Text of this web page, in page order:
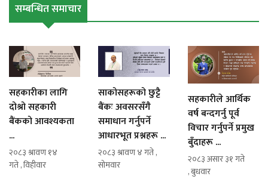
सम्बन्धित समाचार
सहकारीका लागि
दोश्रो सहकारी
बैंकको आवश्यकता
...
२०८३ श्रावण १४
गते , विहीवार
साकोसहरूको छुट्टै
बैंकः अवसरसँगै
समाधान गर्नुपर्ने
आधारभूत प्रश्नहरू ...
२०८३ श्रावण ४ गते ,
सोमवार
सहकारीले आर्थिक
वर्ष बन्दगर्नु पूर्व
विचार गर्नुपर्ने प्रमुख
बुँदाहरू ...
२०८३ असार ३१ गते
, बुधवार